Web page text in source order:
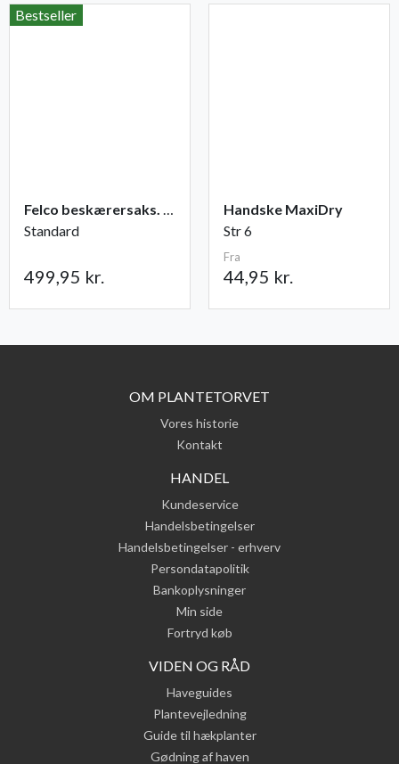
Bestseller
Felco beskærersaks. nr. 2
Standard
499,95 kr.
Handske MaxiDry
Str 6
Fra
44,95 kr.
OM PLANTETORVET
Vores historie
Kontakt
HANDEL
Kundeservice
Handelsbetingelser
Handelsbetingelser - erhverv
Persondatapolitik
Bankoplysninger
Min side
Fortryd køb
VIDEN OG RÅD
Haveguides
Plantevejledning
Guide til hækplanter
Gødning af haven